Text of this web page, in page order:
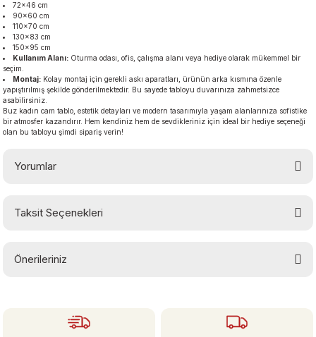
72×46 cm
90×60 cm
110×70 cm
130×83 cm
150×95 cm
Kullanım Alanı: Oturma odası, ofis, çalışma alanı veya hediye olarak mükemmel bir
seçim.
Montaj: Kolay montaj için gerekli askı aparatları, ürünün arka kısmına özenle
yapıştırılmış şekilde gönderilmektedir. Bu sayede tabloyu duvarınıza zahmetsizce
asabilirsiniz.
Buz kadın cam tablo, estetik detayları ve modern tasarımıyla yaşam alanlarınıza sofistike
bir atmosfer kazandırır. Hem kendiniz hem de sevdikleriniz için ideal bir hediye seçeneği
olan bu tabloyu şimdi sipariş verin!
Yorumlar
Taksit Seçenekleri
Önerileriniz